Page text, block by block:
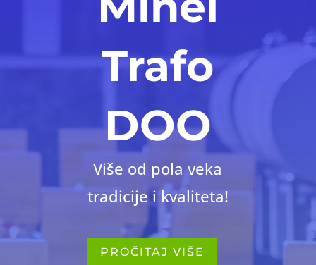
Trafo
DOO
Više od pola veka
tradicije i kvaliteta!
PROČITAJ VIŠE